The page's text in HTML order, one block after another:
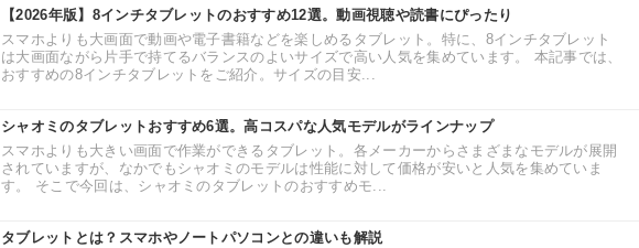
【2026年版】8インチタブレットのおすすめ12選。動画視聴や読書にぴったり
スマホよりも大画面で動画や電子書籍などを楽しめるタブレット。特に、8インチタブレット
は大画面ながら片手で持てるバランスのよいサイズで高い人気を集めています。 本記事では、
おすすめの8インチタブレットをご紹介。サイズの目安...
シャオミのタブレットおすすめ6選。高コスパな人気モデルがラインナップ
スマホよりも大きい画面で作業ができるタブレット。各メーカーからさまざまなモデルが展開
されていますが、なかでもシャオミのモデルは性能に対して価格が安いと人気を集めていま
す。 そこで今回は、シャオミのタブレットのおすすめモ...
タブレットとは？スマホやノートパソコンとの違いも解説